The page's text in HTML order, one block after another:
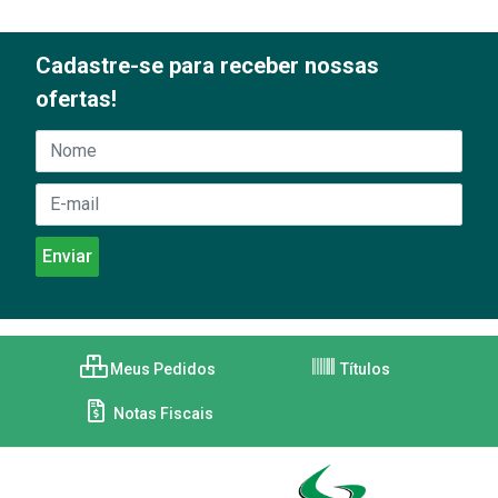
Cadastre-se para receber nossas
ofertas!
Meus Pedidos Títulos
Notas Fiscais